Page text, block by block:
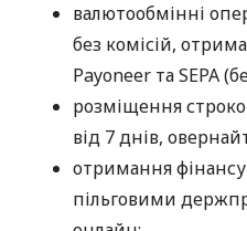
валютообмінні
без комісій,
Payoneer та SEPA
розміщення
від 7 днів,
отримання
пільговими